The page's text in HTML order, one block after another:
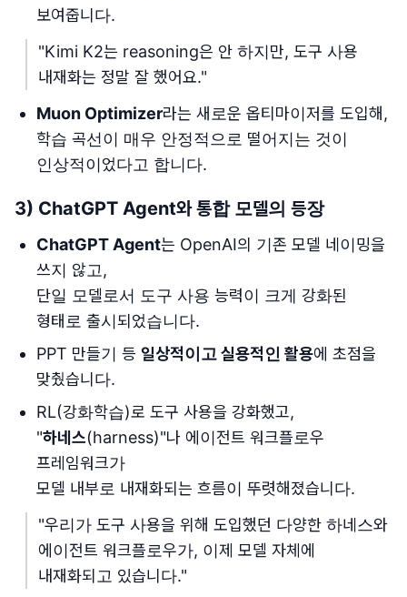
보여줍니다.
"Kimi K2는 reasoning은 안 하지만, 도구 사용
내재화는 정말 잘 했어요."
Muon Optimizer라는 새로운 옵티마이저를 도입해,
학습 곡선이 매우 안정적으로 떨어지는 것이
인상적이었다고 합니다.
3) ChatGPT Agent와 통합 모델의 등장
ChatGPT Agent는 OpenAI의 기존 모델 네이밍을
쓰지 않고,
단일 모델로서 도구 사용 능력이 크게 강화된
형태로 출시되었습니다.
PPT 만들기 등 일상적이고 실용적인 활용에 초점을
맞췄습니다.
RL(강화학습)로 도구 사용을 강화했고,
"하네스(harness)"나 에이전트 워크플로우
프레임워크가
모델 내부로 내재화되는 흐름이 뚜렷해졌습니다.
"우리가 도구 사용을 위해 도입했던 다양한 하네스와
에이전트 워크플로우가, 이제 모델 자체에
내재화되고 있습니다."